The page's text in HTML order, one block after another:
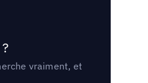
vraiment, et